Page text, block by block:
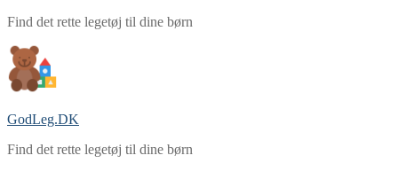
Spring
indhold
Menu
Luk
Find det rette legetøj til dine børn
GodLeg.DK
Find det rette legetøj til dine børn